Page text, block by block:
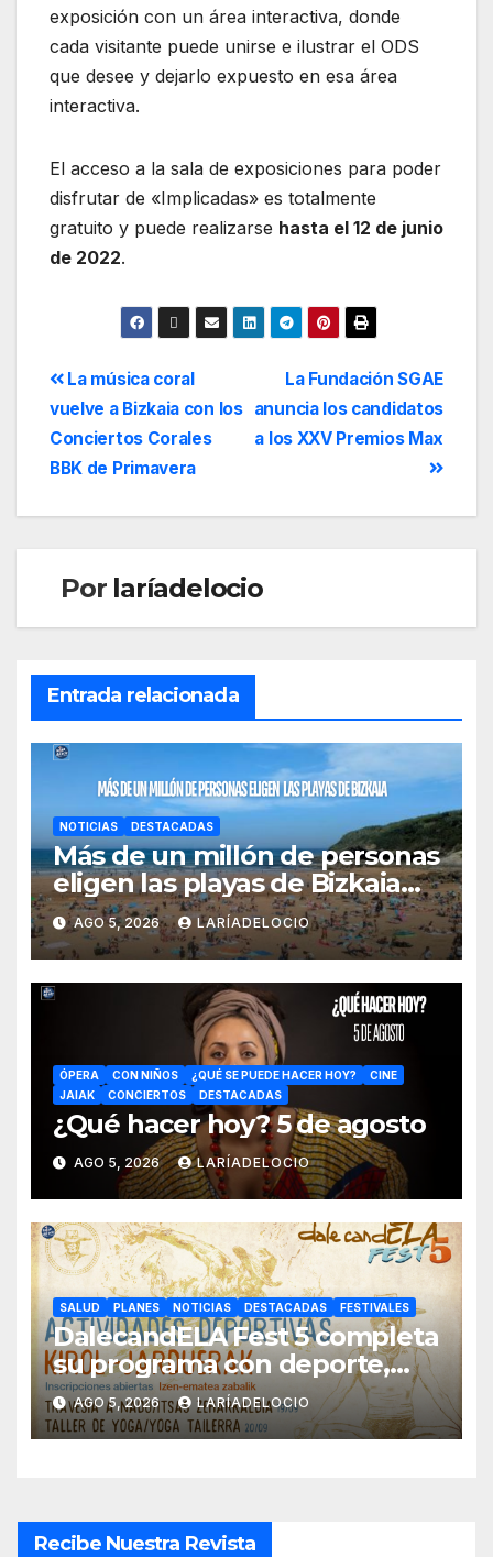
exposición con un área interactiva, donde
cada visitante puede unirse e ilustrar el ODS
que desee y dejarlo expuesto en esa área
interactiva.
El acceso a la sala de exposiciones para poder
disfrutar de «Implicadas» es totalmente
gratuito y puede realizarse hasta el 12 de junio
de 2022.
La Fundación SGAE
anuncia los candidatos
a los XXV Premios Max
La música coral
vuelve a Bizkaia con los
Conciertos Corales
BBK de Primavera
Por laríadelocio
Entrada relacionada
NOTICIAS DESTACADAS
Más de un millón de personas
eligen las playas de Bizkaia
en la primera mitad de la
temporada
AGO 5, 2026 LARÍADELOCIO
ÓPERA CON NIÑOS ¿QUÉ SE PUEDE HACER HOY?
CINE
JAIAK
CONCIERTOS DESTACADAS
¿Qué hacer hoy? 5 de agosto
AGO 5, 2026 LARÍADELOCIO
SALUD PLANES NOTICIAS DESTACADAS FESTIVALES
DalecandELA Fest 5 completa
su programa con deporte,
medioambiente y tecnología
inclusiva
AGO 5, 2026 LARÍADELOCIO
Recibe Nuestra Revista